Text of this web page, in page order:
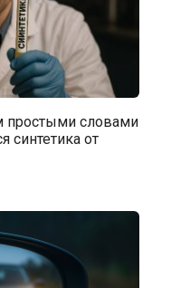
простыми словами
синтетика от